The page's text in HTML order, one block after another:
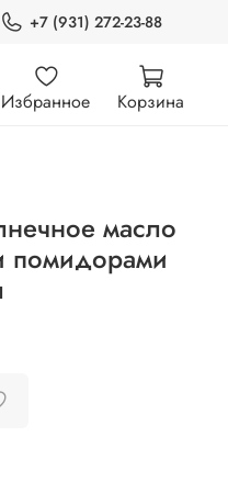
+7 (931) 272-23-88
Избранное Корзина
масло
помидорами